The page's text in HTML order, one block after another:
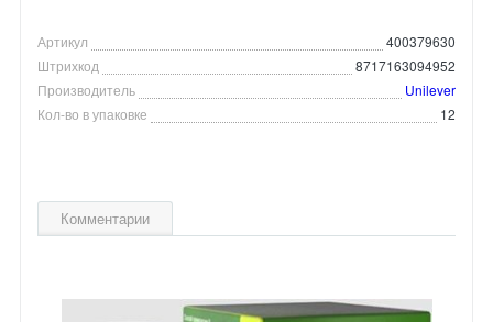
Артикул
400379630
Штрихкод
8717163094952
Производитель
Unilever
Кол-во в упаковке
12
Комментарии